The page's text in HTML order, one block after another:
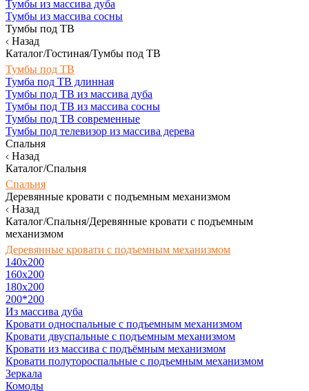
Тумбы из массива дуба
Тумбы из массива сосны
Тумбы под ТВ
Назад
Каталог/Гостиная/Тумбы под ТВ
Тумбы под ТВ
Тумба под ТВ длинная
Тумбы под ТВ из массива дуба
Тумбы под ТВ из массива сосны
Тумбы под ТВ современные
Тумбы под телевизор из массива дерева
Спальня
Назад
Каталог/Спальня
Спальня
Деревянные кровати с подъемным механизмом
Назад
Каталог/Спальня/Деревянные кровати с подъемным
механизмом
Деревянные кровати с подъемным механизмом
140x200
160х200
180х200
200*200
Из массива дуба
Кровати односпальные с подъемным механизмом
Кровати двуспальные с подъемным механизмом
Кровати из массива с подъёмным механизмом
Кровати полутороспальные с подъемным механизмом
Зеркала
Комоды